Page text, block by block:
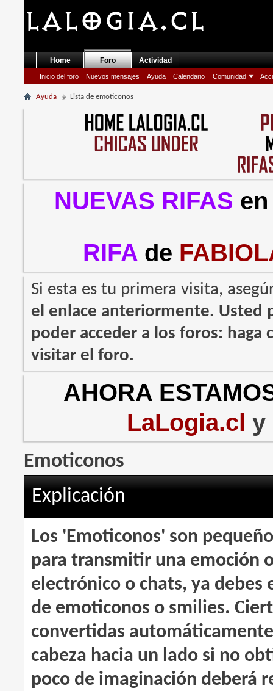
Home Foro
Inicio del foro Nuevos mensajes Ayuda Calendario Comunidad
Actividad
Ayuda Lista de emoticonos
NUEVAS RIFAS en
RIFA de
Si esta es tu primera visita,
el enlace anteriormente. Usted
poder acceder a los foros: haga
visitar el foro.
AHORA
LaLogia.cl y
Emoticonos
Explicación
Los 'Emoticonos' son
para transmitir una emoción
electrónico o chats, ya
de emoticonos o smilies.
convertidas
cabeza hacia un lado si no
poco de imaginación deberá